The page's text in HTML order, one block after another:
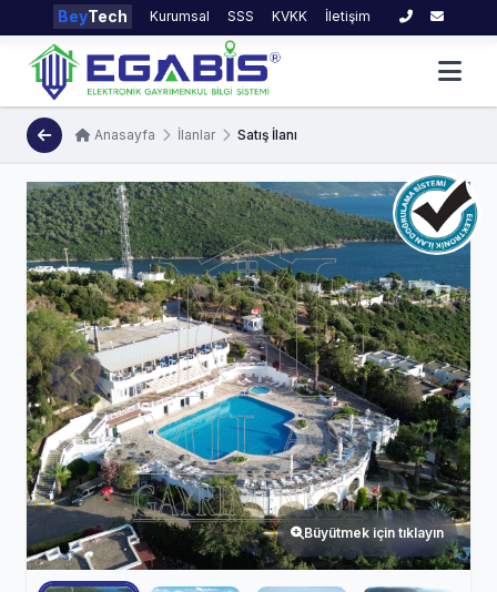
BeyTech Kurumsal SSS KVKK İletişim
Anasayfa İlanlar Satış İlanı
Büyütmek için tıklayın